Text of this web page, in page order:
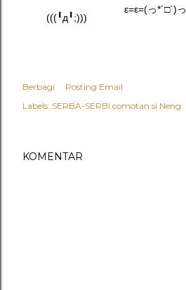
(((╹д╹;)))
ε=ε=(っ*´□`)っ
Berbagi
Posting Email
Labels: SERBA-SERBI comotan si Neng
KOMENTAR